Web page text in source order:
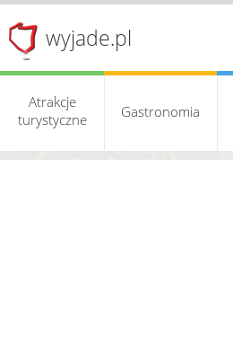
wyjade.pl
Atrakcje
turystyczne
Gastronomia